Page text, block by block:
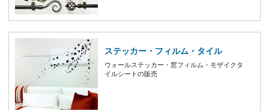
ステッカー・フィルム・タイル
ウォールステッカー・窓フィルム・モザイクタ
イルシートの販売